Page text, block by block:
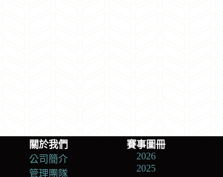
關於我們
公司簡介
管理團隊
賽事圖冊
2026
2025